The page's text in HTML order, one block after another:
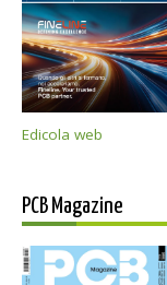
Edicola web
PCB Magazine